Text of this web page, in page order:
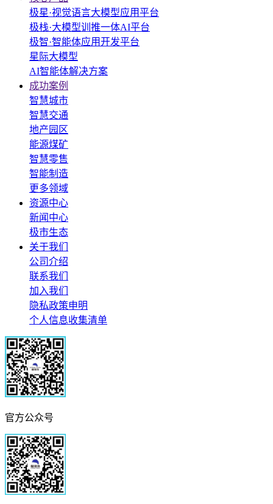
极星·视觉语言大模型应用平台
极栈·大模型训推一体AI平台
极智·智能体应用开发平台
星际大模型
AI智能体解决方案
成功案例
智慧城市
智慧交通
地产园区
能源煤矿
智慧零售
智能制造
更多领域
资源中心
新闻中心
极市生态
关于我们
公司介绍
联系我们
加入我们
隐私政策申明
个人信息收集清单
官方公众号